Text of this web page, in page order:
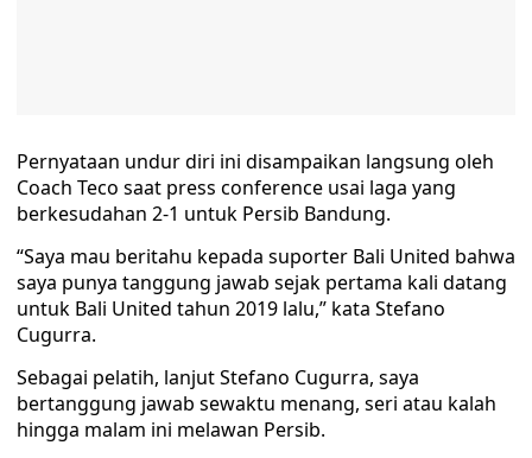
Pernyataan undur diri ini disampaikan langsung oleh
Coach Teco saat press conference usai laga yang
berkesudahan 2-1 untuk Persib Bandung.
“Saya mau beritahu kepada suporter Bali United bahwa
saya punya tanggung jawab sejak pertama kali datang
untuk Bali United tahun 2019 lalu,” kata Stefano
Cugurra.
Sebagai pelatih, lanjut Stefano Cugurra, saya
bertanggung jawab sewaktu menang, seri atau kalah
hingga malam ini melawan Persib.